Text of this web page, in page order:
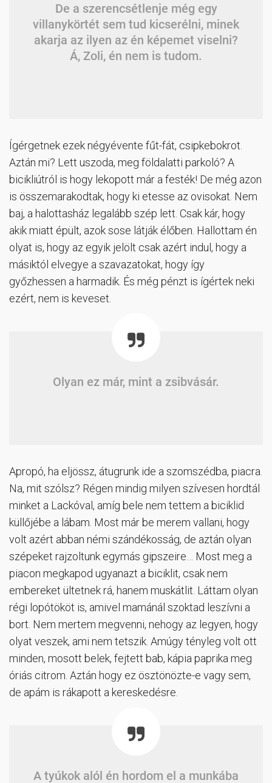
De a szerencsétlenje még egy
villanykörtét sem tud kicserélni, minek
akarja az ilyen az én képemet viselni?
Á, Zoli, én nem is tudom.
Ígérgetnek ezek négyévente fűt-fát, csipkebokrot.
Aztán mi? Lett uszoda, meg földalatti parkoló? A
bicikliútról is hogy lekopott már a festék! De még azon
is összemarakodtak, hogy ki etesse az ovisokat. Nem
baj, a halottasház legalább szép lett. Csak kár, hogy
akik miatt épült, azok sose látják élőben. Hallottam én
olyat is, hogy az egyik jelölt csak azért indul, hogy a
másiktól elvegye a szavazatokat, hogy így
győzhessen a harmadik. És még pénzt is ígértek neki
ezért, nem is keveset.
Olyan ez már, mint a zsibvásár.
Apropó, ha eljössz, átugrunk ide a szomszédba, piacra.
Na, mit szólsz? Régen mindig milyen szívesen hordtál
minket a Lackóval, amíg bele nem tettem a biciklid
küllőjébe a lábam. Most már be merem vallani, hogy
volt azért abban némi szándékosság, de aztán olyan
szépeket rajzoltunk egymás gipszeire… Most meg a
piacon megkapod ugyanazt a biciklit, csak nem
embereket ültetnek rá, hanem muskátlit. Láttam olyan
régi lopótököt is, amivel mamánál szoktad leszívni a
bort. Nem mertem megvenni, nehogy az legyen, hogy
olyat veszek, ami nem tetszik. Amúgy tényleg volt ott
minden, mosott belek, fejtett bab, kápia paprika meg
óriás citrom. Aztán hogy ez ösztönözte-e vagy sem,
de apám is rákapott a kereskedésre.
A tyúkok alól én hordom el a munkába